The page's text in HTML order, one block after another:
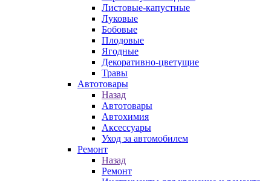
Листовые-капустные
Луковые
Бобовые
Плодовые
Ягодные
Декоративно-цветущие
Травы
Автотовары
Назад
Автотовары
Автохимия
Аксессуары
Уход за автомобилем
Ремонт
Назад
Ремонт